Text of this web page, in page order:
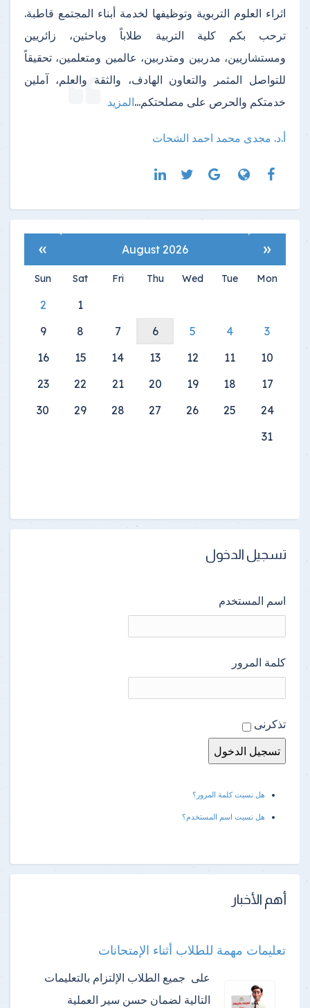
اثراء العلوم التربوية وتوظيفها لخدمة أبناء المجتمع قاطبة.
ترحب بكم كلية التربية طلاباً وباحثين، زائريين
ومستشاريين، مدربين ومتدربين، عالمين ومتعلمين، تحقيقاً
للتواصل المثمر والتعاون الهادف، والثقة والعلم، آملين
خدمتكم والحرص على مصلحتكم...المزيد
أ.د. مجدى محمد احمد الشحات
«
August 2026
»
Mon
Tue
Wed
Thu
Fri
Sat
Sun
1
2
3
4
5
6
7
8
9
10
11
12
13
14
15
16
17
18
19
20
21
22
23
24
25
26
27
28
29
30
31
تسجيل الدخول
اسم المستخدم
كلمة المرور
تذكرنى
هل نسيت كلمة المرور؟
هل نسيت اسم المستخدم؟
أهم الأخبار
تعليمات مهمة للطلاب أثناء الإمتحانات
على جميع الطلاب الإلتزام بالتعليمات
التالية لضمان حسن سير العملية